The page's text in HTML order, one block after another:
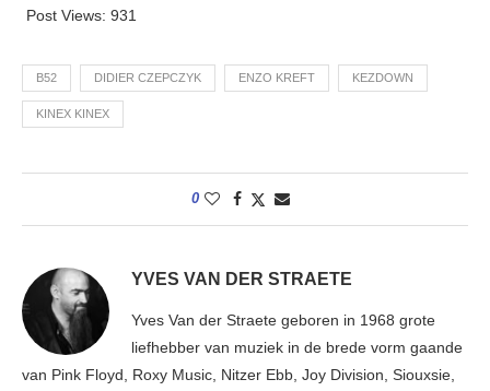
Post Views: 931
B52 DIDIER CZEPCZYK ENZO KREFT KEZDOWN
KINEX KINEX
0
YVES VAN DER STRAETE
Yves Van der Straete geboren in 1968 grote
liefhebber van muziek in de brede vorm gaande
van Pink Floyd, Roxy Music, Nitzer Ebb, Joy Division, Siouxsie,